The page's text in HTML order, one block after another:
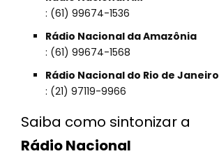
: (61) 99674-1536
Rádio Nacional da Amazônia
: (61) 99674-1568
Rádio Nacional do Rio de Janeiro
: (21) 97119-9966
Saiba como sintonizar a
Rádio Nacional